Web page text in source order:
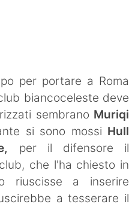
per portare a Roma
biancoceleste deve
sembrano Muriqi
si sono mossi Hull
per il difensore il
che l'ha chiesto in
riuscisse a inserire
a tesserare il